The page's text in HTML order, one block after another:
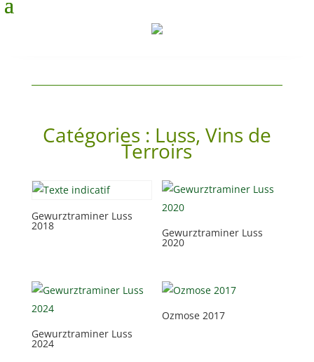
Catégories : Luss, Vins de
Terroirs
Gewurztraminer Luss
2018
Gewurztraminer Luss
2020
Gewurztraminer Luss
2024
Ozmose 2017